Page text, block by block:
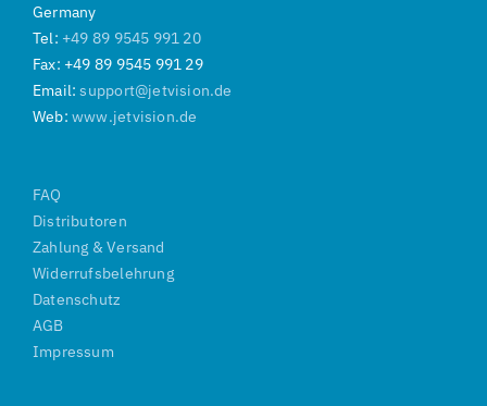
Germany
Tel: +49 89 9545 991 20
Fax: +49 89 9545 991 29
Email:support@jetvision.de
Web:www.jetvision.de
FAQ
Distributoren
Zahlung & Versand
Widerrufsbelehrung
Datenschutz
AGB
Impressum